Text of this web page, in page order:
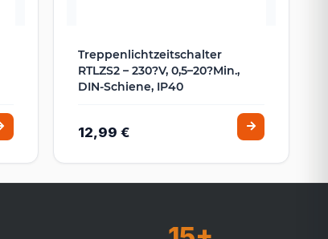
Treppenlichtzeitschalter
RTLZS2 – 230?V, 0,5–20?Min.,
DIN-Schiene, IP40
12,99 €